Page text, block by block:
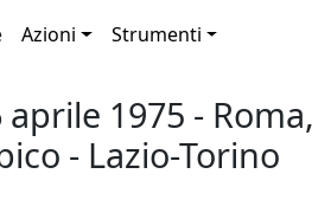
Azioni Strumenti
1975 - Roma,
- Lazio-Torino